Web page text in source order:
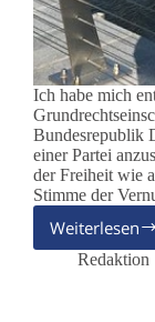
Ich habe mich
Bundesrepublik
einer Partei
der Freiheit wie
Stimme der
Weiterlesen
Dirk
Redaktion